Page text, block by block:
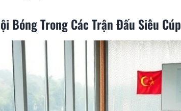
Bóng Trong Các Trận Đấu Siêu Cúp